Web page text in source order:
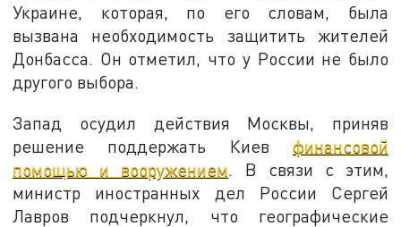
Украине, которая, по его словам, была
вызвана необходимость защитить жителей
Донбасса. Он отметил, что у России не было
другого выбора.
Запад осудил действия Москвы, приняв
решение поддержать Киев финансовой
помощью и вооружением . В связи с этим,
министр иностранных дел России Сергей
Лавров подчеркнул, что географические